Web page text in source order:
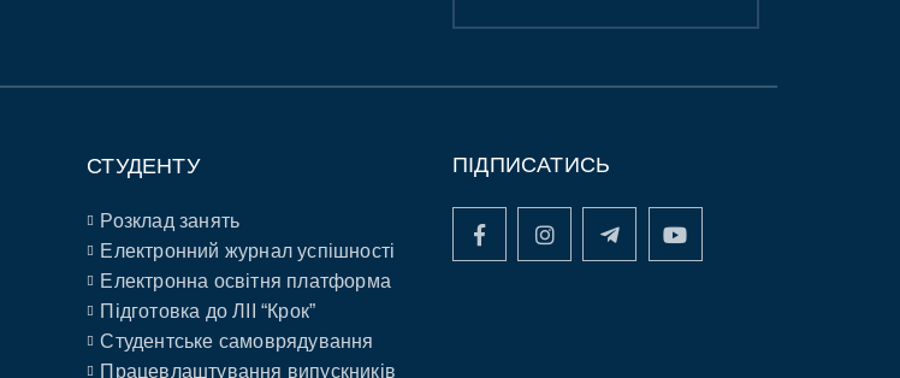
СТУДЕНТУ
Розклад занять
Електронний журнал успішності
Електронна освітня платформа
Підготовка до ЛІІ “Крок”
Студентське самоврядування
Працевлаштування випускників
ПІДПИСАТИСЬ